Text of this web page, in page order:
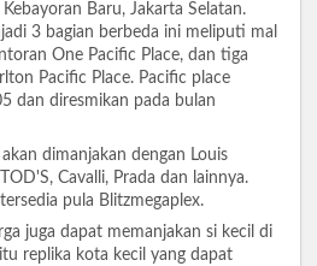
Baru, Jakarta Selatan.
3 bagian berbeda ini meliputi mal
One Pacific Place, dan tiga
Pacific Place. Pacific place
dan diresmikan pada bulan
dimanjakan dengan Louis
Cavalli, Prada dan lainnya.
pula Blitzmegaplex.
juga dapat memanjakan si kecil di
replika kota kecil yang dapat